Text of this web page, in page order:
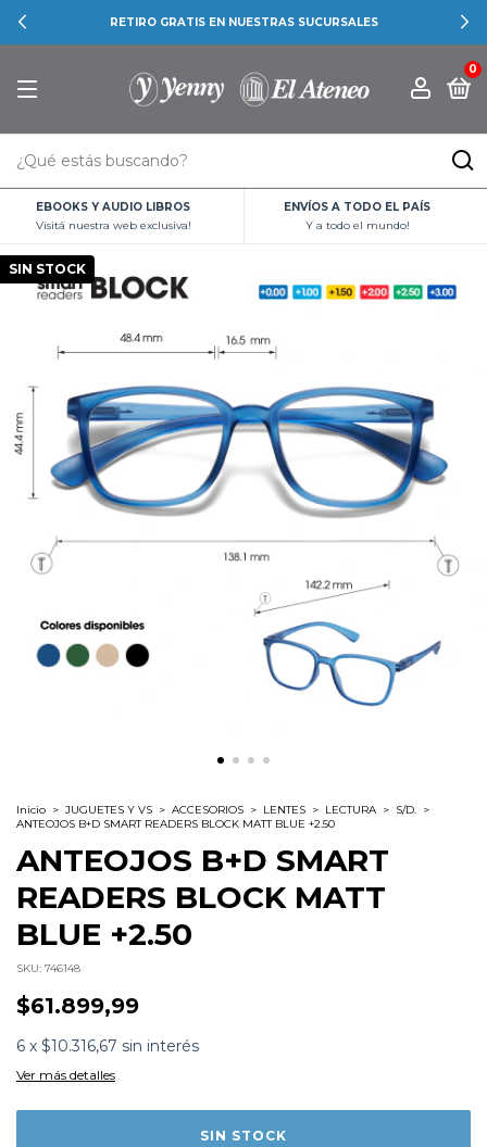
RETIRO GRATIS EN NUESTRAS SUCURSALES
0
EBOOKS Y AUDIO LIBROS
Visitá nuestra web exclusiva!
ENVÍOS A TODO EL PAÍS
Y a todo el mundo!
SIN STOCK
Inicio > JUGUETES Y VS > ACCESORIOS > LENTES > LECTURA > S/D. >
ANTEOJOS B+D SMART READERS BLOCK MATT BLUE +2.50
ANTEOJOS B+D SMART
READERS BLOCK MATT
BLUE +2.50
SKU: 746148
$61.899,99
6 x $10.316,67 sin interés
Ver más detalles
Formato: ANTEOJOS
Marca:B+d Smart Readers